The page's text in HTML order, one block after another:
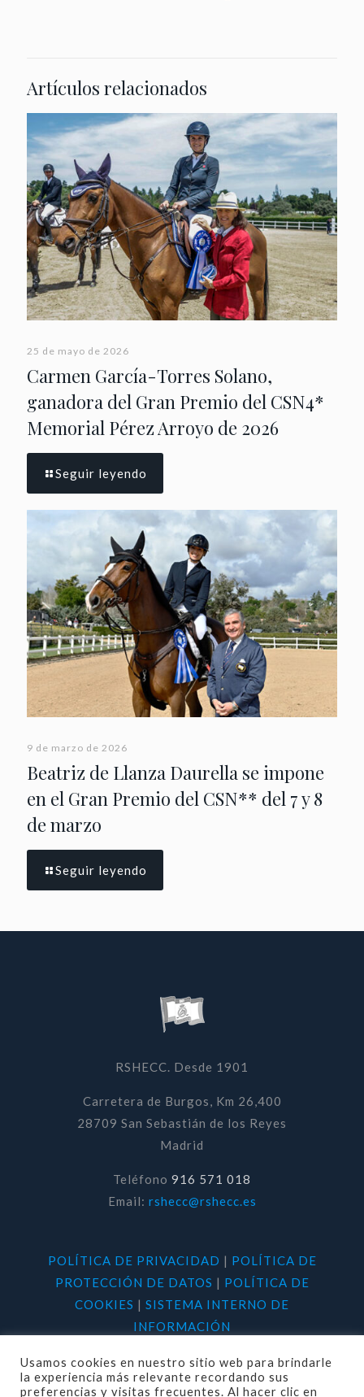
Artículos relacionados
25 de mayo de 2026
Carmen García-Torres Solano,
ganadora del Gran Premio del CSN4*
Memorial Pérez Arroyo de 2026
Seguir leyendo
9 de marzo de 2026
Beatriz de Llanza Daurella se impone
en el Gran Premio del CSN** del 7 y 8
de marzo
Seguir leyendo
RSHECC. Desde 1901
Carretera de Burgos, Km 26,400
28709 San Sebastián de los Reyes
Madrid
Teléfono 916 571 018
Email: rshecc@rshecc.es
POLÍTICA DE PRIVACIDAD | POLÍTICA DE
PROTECCIÓN DE DATOS | POLÍTICA DE
COOKIES | SISTEMA INTERNO DE
INFORMACIÓN
Usamos cookies en nuestro sitio web para brindarle
la experiencia más relevante recordando sus
preferencias y visitas frecuentes. Al hacer clic en